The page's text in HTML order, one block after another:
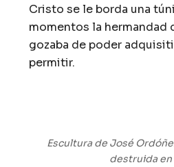
Cristo se le borda una
momentos la hermandad
gozaba de poder
permitir.
Escultura de José
destruida en